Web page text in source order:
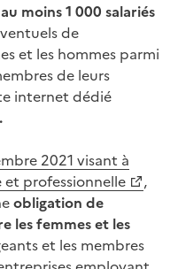
moins 1 000 salariés
de
et les hommes parmi
de leurs
internet dédié
.
2021 visant à
et professionnelle
,
obligation de
les femmes et les
et les membres